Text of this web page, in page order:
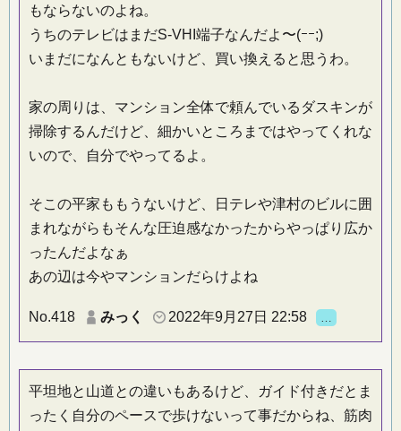
もならないのよね。
うちのテレビはまだS-VHI端子なんだよ〜(ｰｰ;)
いまだになんともないけど、買い換えると思うわ。
家の周りは、マンション全体で頼んでいるダスキンが
掃除するんだけど、細かいところまではやってくれな
いので、自分でやってるよ。
そこの平家ももうないけど、日テレや津村のビルに囲
まれながらもそんな圧迫感なかったからやっぱり広か
ったんだよなぁ
あの辺は今やマンションだらけよね
No.418 みっく 2022年9月27日 22:58
平坦地と山道との違いもあるけど、ガイド付きだとま
ったく自分のペースで歩けないって事だからね、筋肉